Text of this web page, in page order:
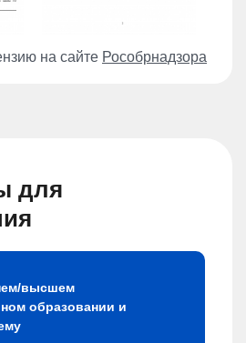
на сайте Рособрнадзора
для
высшем
образовании и